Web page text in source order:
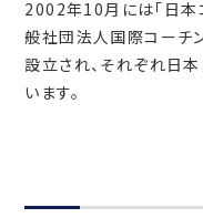
2002年10月には「日本
般社団法人国際コーチ
設立され、それぞれ日
います。